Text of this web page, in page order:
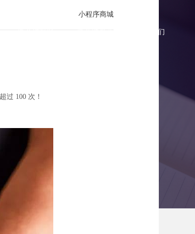
微商城案例 微商城资讯 联系我们
运营高招！
小程序商城
过 100 次！